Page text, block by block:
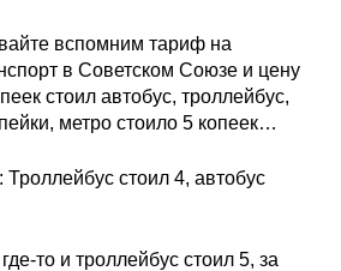
вспомним тариф на
в Советском Союзе и цену
стоил автобус, троллейбус,
метро стоило 5 копеек…
: Троллейбус стоил 4, автобус
то и троллейбус стоил 5, за